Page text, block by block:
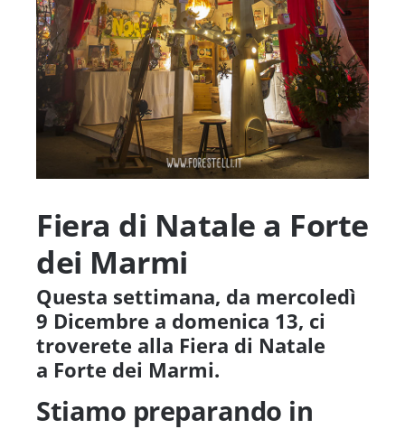
Fiera di Natale a Forte
dei Marmi
Questa settimana, da mercoledì
9 Dicembre a domenica 13, ci
troverete alla Fiera di Natale
a Forte dei Marmi.
Stiamo preparando in